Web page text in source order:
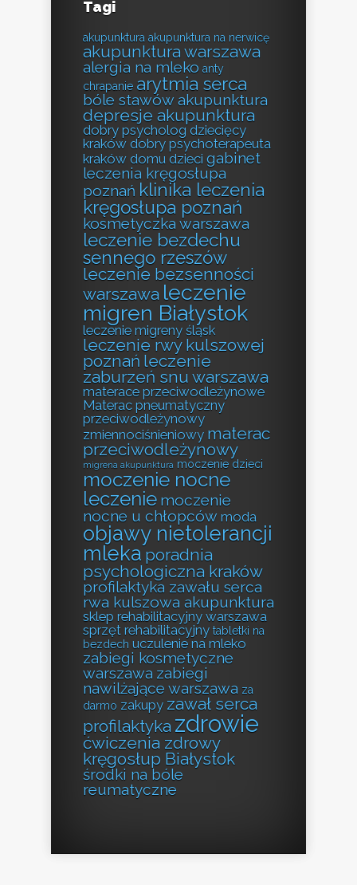
Tagi
akupunktura akupunktura na nerwicę
akupunktura warszawa
alergia na mleko anty
chrapanie arytmia serca
bóle stawów akupunktura
depresje akupunktura
dobry psycholog dziecięcy
kraków dobry psychoterapeuta
kraków domu dzieci gabinet
leczenia kręgosłupa
poznań klinika leczenia
kręgosłupa poznań
kosmetyczka warszawa
leczenie bezdechu
sennego rzeszów
leczenie bezsenności
warszawa leczenie
migren Białystok
leczenie migreny śląsk
leczenie rwy kulszowej
poznań leczenie
zaburzeń snu warszawa
materace przeciwodleżynowe
Materac pneumatyczny
przeciwodleżynowy
zmiennociśnieniowy materac
przeciwodleżynowy
migrena akupunktura moczenie dzieci
moczenie nocne
leczenie moczenie
nocne u chłopców moda
objawy nietolerancji
mleka poradnia
psychologiczna kraków
profilaktyka zawału serca
rwa kulszowa akupunktura
sklep rehabilitacyjny warszawa
sprzęt rehabilitacyjny tabletki na
bezdech uczulenie na mleko
zabiegi kosmetyczne
warszawa zabiegi
nawilżające warszawa za
darmo zakupy zawał serca
profilaktyka zdrowie
ćwiczenia zdrowy
kręgosłup Białystok
środki na bóle
reumatyczne